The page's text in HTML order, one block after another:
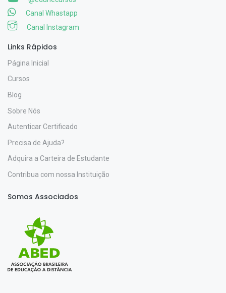
Canal Whastapp
Canal Instagram
Links Rápidos
Página Inicial
Cursos
Blog
Sobre Nós
Autenticar Certificado
Precisa de Ajuda?
Adquira a Carteira de Estudante
Contribua com nossa Instituição
Somos Associados